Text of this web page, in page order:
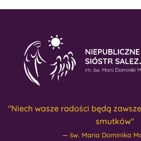
"Niech wasze radości będą
smutków"
św. Maria Dominika